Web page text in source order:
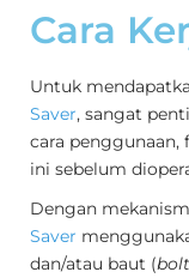
Cara
Untuk
Saver, sangat
cara penggunaan,
ini sebelum
Dengan
Saver
dan/atau baut (bolt